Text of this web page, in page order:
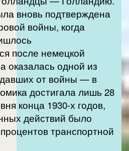
вновь подтверждена
войны, когда
после немецкой
оказалась одной из
от войны — в
достигала лишь 28
конца 1930-х годов,
действий было
транспортной